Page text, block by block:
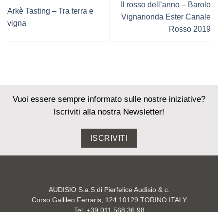
Arkè Tasting – Tra terra e
vigna
Il rosso dell’anno – Barolo
Vignarionda Ester Canale
Rosso 2019
Vuoi essere sempre informato sulle nostre iniziative?
Iscriviti alla nostra Newsletter!
ISCRIVITI
AUDISIO S.a.S di Pierfelice Audisio & c.
Corso Gallileo Ferraris, 124 10129 TORINO ITALY
Tel. +39 011 568 36 98